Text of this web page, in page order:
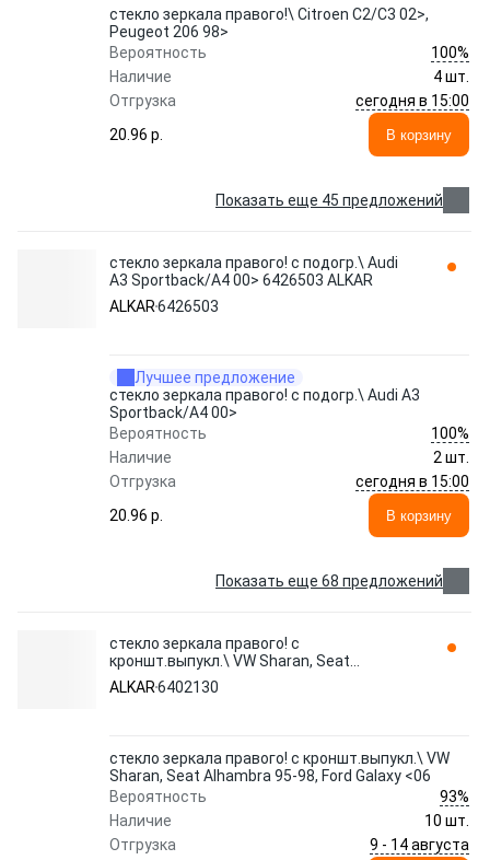
стекло зеркала правого!\ Citroen C2/C3 02>,
Peugeot 206 98>
Вероятность
100%
Наличие
4 шт.
Отгрузка
сегодня в 15:00
20.96 p.
В корзину
Показать еще 45 предложений
стекло зеркала правого! с подогр.\ Audi
A3 Sportback/A4 00> 6426503 ALKAR
ALKAR6426503
Лучшее предложение
стекло зеркала правого! с подогр.\ Audi A3
Sportback/A4 00>
Вероятность
100%
Наличие
2 шт.
Отгрузка
сегодня в 15:00
20.96 p.
В корзину
Показать еще 68 предложений
стекло зеркала правого! с
кроншт.выпукл.\ VW Sharan, Seat
Alhambra 95-98, Ford Galaxy <06 6402130
ALKAR
ALKAR6402130
стекло зеркала правого! с кроншт.выпукл.\ VW
Sharan, Seat Alhambra 95-98, Ford Galaxy <06
Вероятность
93%
Наличие
10 шт.
Отгрузка
9 - 14 августа